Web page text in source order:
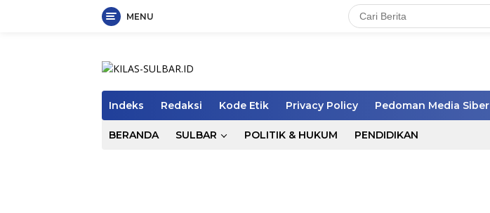
MENU
Indeks Redaksi Kode Etik Privacy Policy Pedoman Media Siber
BERANDA SULBAR POLITIK & HUKUM PENDIDIKAN